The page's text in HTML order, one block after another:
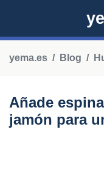
yema.es Blog
Añade
jamón para